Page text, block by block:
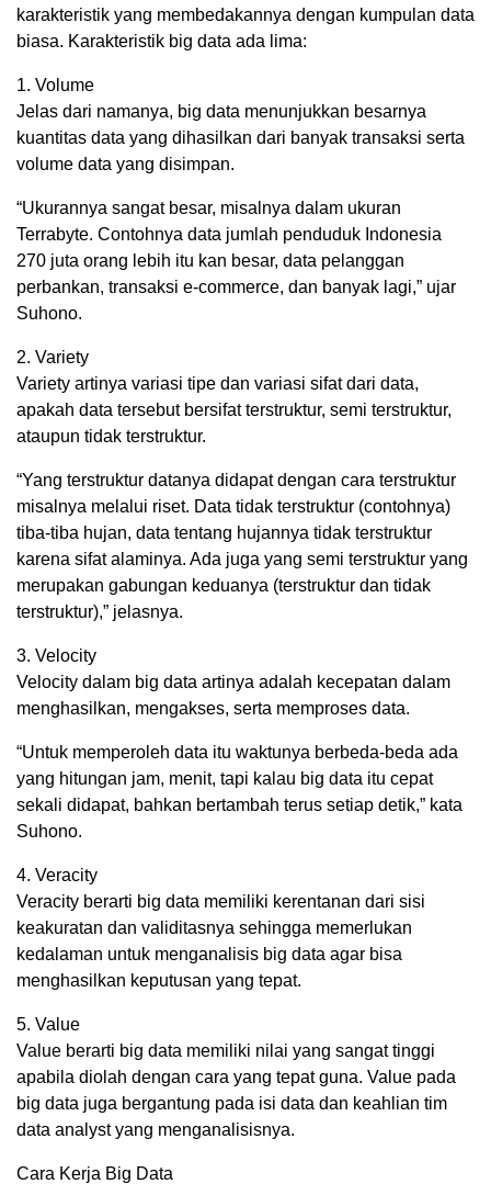
karakteristik yang membedakannya dengan kumpulan data
biasa. Karakteristik big data ada lima:
1. Volume
Jelas dari namanya, big data menunjukkan besarnya
kuantitas data yang dihasilkan dari banyak transaksi serta
volume data yang disimpan.
“Ukurannya sangat besar, misalnya dalam ukuran
Terrabyte. Contohnya data jumlah penduduk Indonesia
270 juta orang lebih itu kan besar, data pelanggan
perbankan, transaksi e-commerce, dan banyak lagi,” ujar
Suhono.
2. Variety
Variety artinya variasi tipe dan variasi sifat dari data,
apakah data tersebut bersifat terstruktur, semi terstruktur,
ataupun tidak terstruktur.
“Yang terstruktur datanya didapat dengan cara terstruktur
misalnya melalui riset. Data tidak terstruktur (contohnya)
tiba-tiba hujan, data tentang hujannya tidak terstruktur
karena sifat alaminya. Ada juga yang semi terstruktur yang
merupakan gabungan keduanya (terstruktur dan tidak
terstruktur),” jelasnya.
3. Velocity
Velocity dalam big data artinya adalah kecepatan dalam
menghasilkan, mengakses, serta memproses data.
“Untuk memperoleh data itu waktunya berbeda-beda ada
yang hitungan jam, menit, tapi kalau big data itu cepat
sekali didapat, bahkan bertambah terus setiap detik,” kata
Suhono.
4. Veracity
Veracity berarti big data memiliki kerentanan dari sisi
keakuratan dan validitasnya sehingga memerlukan
kedalaman untuk menganalisis big data agar bisa
menghasilkan keputusan yang tepat.
5. Value
Value berarti big data memiliki nilai yang sangat tinggi
apabila diolah dengan cara yang tepat guna. Value pada
big data juga bergantung pada isi data dan keahlian tim
data analyst yang menganalisisnya.
Cara Kerja Big Data